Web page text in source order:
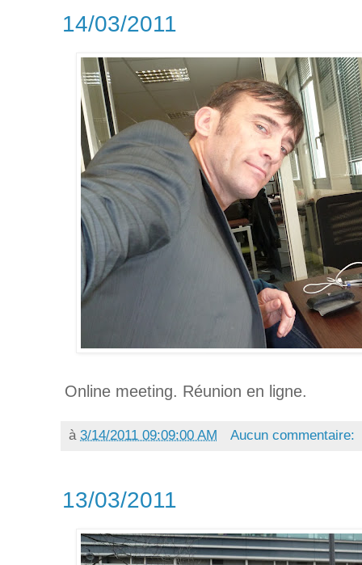
14/03/2011
Online meeting. Réunion en ligne.
à 3/14/2011 09:09:00 AM Aucun commentaire:
13/03/2011